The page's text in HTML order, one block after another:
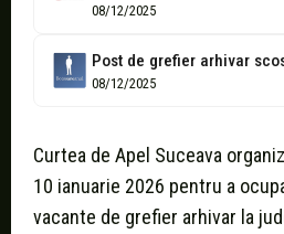
08/12/2025
08/12/2025
Curtea de Apel Suceava
10 ianuarie 2026 pentru a
vacante de grefier arhivar la